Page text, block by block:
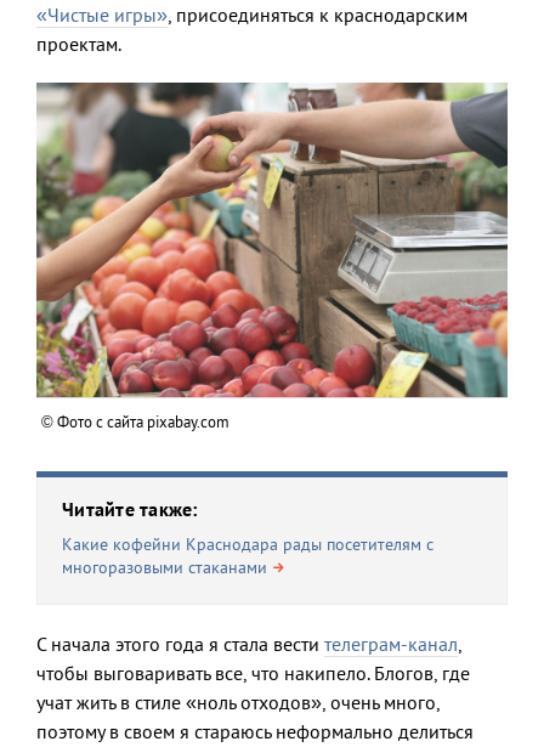
«Чистые игры», присоединяться к краснодарским
проектам.
© Фото с сайта pixabay.com
Читайте также:
Какие кофейни Краснодара рады посетителям с
многоразовыми стаканами
С начала этого года я стала вести телеграм-канал,
чтобы выговаривать все, что накипело. Блогов, где
учат жить в стиле «ноль отходов», очень много,
поэтому в своем я стараюсь неформально делиться